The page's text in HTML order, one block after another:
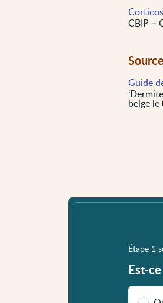
CBIP –
Guide
belge
Étape 1
Est-